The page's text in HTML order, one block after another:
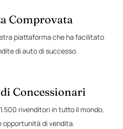
Comprovata
piattaforma che ha facilitato
di auto di successo.
Concessionari
rivenditori in tutto il mondo,
opportunità di vendita.